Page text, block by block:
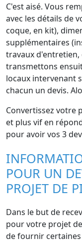
C'est aisé. Vous
avec les détails de
coque, en kit),
supplémentaires
travaux d'entretien,
transmettons
locaux intervenant
chacun un devis.
Convertissez votre
et plus vif en
pour avoir vos 3
POUR UN
PROJET DE
Dans le but de
pour votre projet
de fournir